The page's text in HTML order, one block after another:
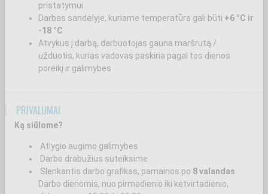
pristatymui
Darbas sandėlyje, kuriame temperatūra gali būti +6 °C ir
-18 °C
Atvykus į darbą, darbuotojas gauna maršrutą /
užduotis, kurias vadovas paskiria pagal tos dienos
poreikį ir galimybes
PRIVALUMAI
Ką siūlome?
Atlygio augimo galimybes
Darbo drabužius suteiksime
Slenkantis darbo grafikas, pamainos po 8 valandas
Darbo dienomis, nuo pirmadienio iki ketvirtadienio,